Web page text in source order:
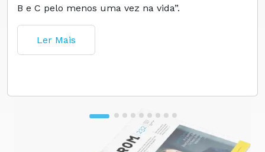
B e C pelo menos uma vez na vida”.
Ler Mais